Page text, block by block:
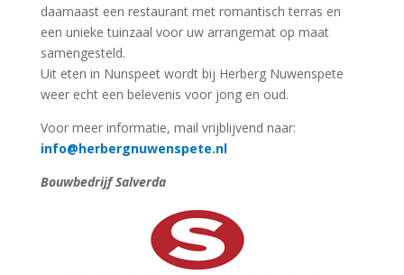
daarnaast een restaurant met romantisch terras en
een unieke tuinzaal voor uw arrangemat op maat
samengesteld.
Uit eten in Nunspeet wordt bij Herberg Nuwenspete
weer echt een belevenis voor jong en oud.
Voor meer informatie, mail vrijblijvend naar:
info@herbergnuwenspete.nl
Bouwbedrijf Salverda